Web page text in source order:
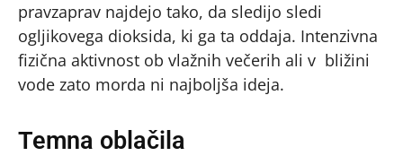
pravzaprav najdejo tako, da sledijo sledi
ogljikovega dioksida, ki ga ta oddaja. Intenzivna
fizična aktivnost ob vlažnih večerih ali v bližini
vode zato morda ni najboljša ideja.
Temna oblačila